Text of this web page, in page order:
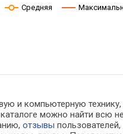
Средняя
и компьютерную
каталоге можно найти
отзывы